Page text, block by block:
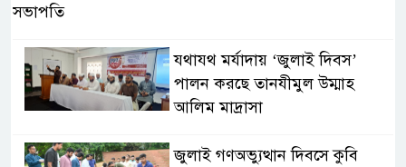
সভাপতি
যথাযথ মর্যাদায় ‘জুলাই দিবস’
পালন করছে তানযীমুল উম্মাহ
আলিম মাদ্রাসা
জুলাই গণঅভ্যুত্থান দিবসে কুবি